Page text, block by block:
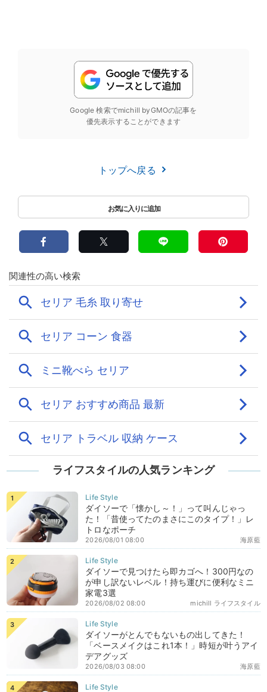
Google 検索でmichill byGMOの記事を
優先表示することができます
トップへ戻る
ライフスタイルの人気ランキング
ダイソーで「懐かし～！」って叫んじゃっ
た！「昔使ってたのまさにこのタイプ！」レ
トロなポーチ
海原藍
2026/08/01 08:00
ダイソーで見つけたら即カゴへ！300円なの
が申し訳ないレベル！持ち運びに便利なミニ
家電3選
michill ライフスタイル
2026/08/02 08:00
ダイソーがとんでもないもの出してきた！
「ベースメイクはこれ1本！」時短が叶うアイ
デアグッズ
海原藍
2026/08/03 08:00